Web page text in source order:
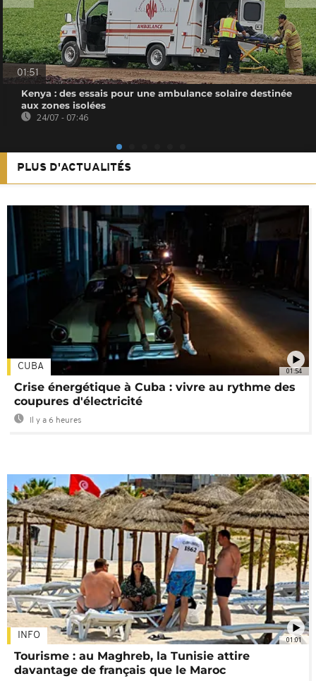
01:51
Kenya : des essais pour une ambulance solaire destinée
aux zones isolées
24/07 - 07:46
PLUS D'ACTUALITÉS
01:54
CUBA
Crise énergétique à Cuba : vivre au rythme des
coupures d'électricité
Il y a 6 heures
01:01
INFO
Tourisme : au Maghreb, la Tunisie attire
davantage de français que le Maroc